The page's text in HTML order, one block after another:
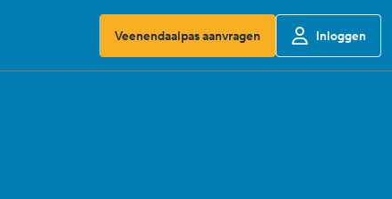
Veenendaalpas aanvragen Inloggen